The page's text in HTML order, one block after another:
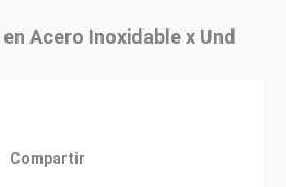
Acero Inoxidable x Und
Compartir